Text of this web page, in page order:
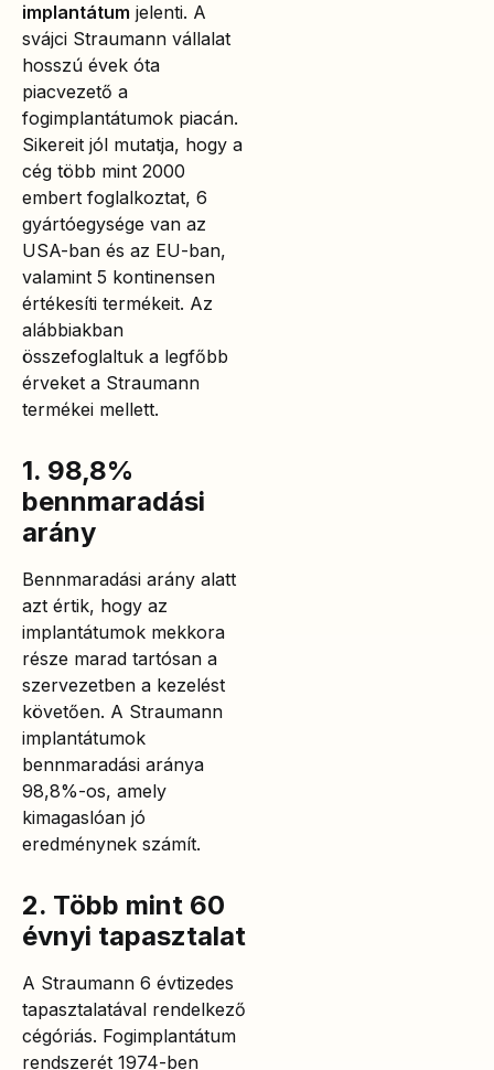
implantátum jelenti. A
svájci Straumann vállalat
hosszú évek óta
piacvezető a
fogimplantátumok piacán.
Sikereit jól mutatja, hogy a
cég több mint 2000
embert foglalkoztat, 6
gyártóegysége van az
USA-ban és az EU-ban,
valamint 5 kontinensen
értékesíti termékeit. Az
alábbiakban
összefoglaltuk a legfőbb
érveket a Straumann
termékei mellett.
1. 98,8%
bennmaradási
arány
Bennmaradási arány alatt
azt értik, hogy az
implantátumok mekkora
része marad tartósan a
szervezetben a kezelést
követően. A Straumann
implantátumok
bennmaradási aránya
98,8%-os, amely
kimagaslóan jó
eredménynek számít.
2. Több mint 60
évnyi tapasztalat
A Straumann 6 évtizedes
tapasztalatával rendelkező
cégóriás. Fogimplantátum
rendszerét 1974-ben